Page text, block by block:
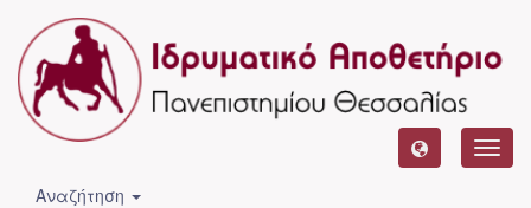
Αναζήτηση